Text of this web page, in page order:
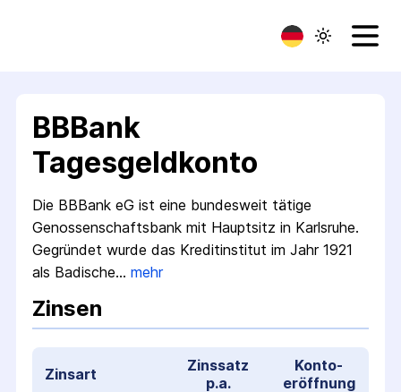
BBBank
Tagesgeldkonto
Die BBBank eG ist eine bundes­weit tätige
Genossen­schafts­bank mit Haupt­sitz in Karlsruhe.
Gegründet wurde das Kredit­institut im Jahr 1921
als Badische… mehr
Zinsen
Zinsart
Zinssatz
p.a.
Konto­
eröffnung